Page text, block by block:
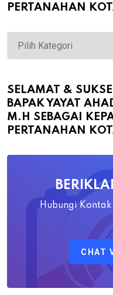
PERTANAHAN
atas
Dilantiknya
Bapak
Ahadiat
Pertanahan
Kota
SELAMAT &
BAPAK YAYAT
M.H SEBAGAI
PERTANAHAN
Hubungi
CHAT